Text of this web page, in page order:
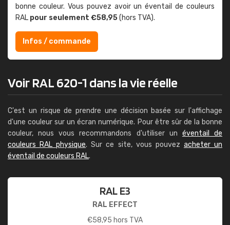
bonne couleur. Vous pouvez avoir un éventail de couleurs
RAL pour seulement €58,95(hors TVA).
Infos / commande
Voir RAL 620-1 dans la vie réelle
C'est un risque de prendre une décision basée sur l'affichage
d'une couleur sur un écran numérique. Pour être sûr de la bonne
couleur, nous vous recommandons d'utiliser un éventail de
couleurs RAL physique. Sur ce site, vous pouvez acheter un
éventail de couleurs RAL.
RAL E3
RAL EFFECT
€58,95 hors TVA